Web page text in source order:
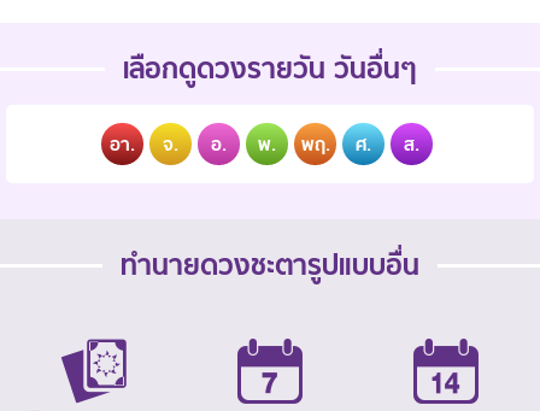
เลือกดูดวงรายวัน วันอื่นๆ
อา. จ. อ. พ. พฤ. ศ. ส.
ทำนายดวงชะตารูปแบบอื่น